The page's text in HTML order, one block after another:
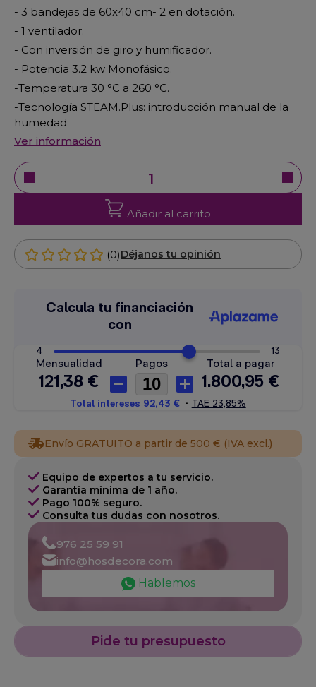
- 3 bandejas de 60x40 cm- 2 en dotación.
- 1 ventilador.
- Con inversión de giro y humificador.
- Potencia 3.2 kw Monofásico.
-Temperatura 30 °C a 260 °C.
-Tecnología STEAM.Plus: introducción manual de la
humedad
Ver información
Añadir al carrito
(0)Déjanos tu opinión
Envío GRATUITO a partir de 500 € (IVA excl.)
Equipo de expertos a tu servicio.
Garantía mínima de 1 año.
Pago 100% seguro.
Consulta tus dudas con nosotros.
976 25 59 91
info@hosdecora.com
Hablemos
Pide tu presupuesto